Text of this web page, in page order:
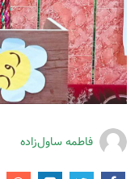
فاطمه ساول‌زاده